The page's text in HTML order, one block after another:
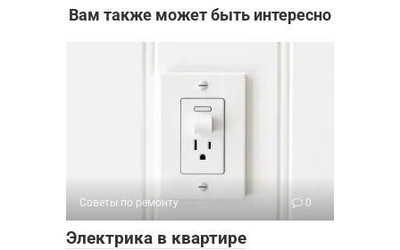
Вам также может быть интересно
Советы по ремонту 0
Электрика в квартире